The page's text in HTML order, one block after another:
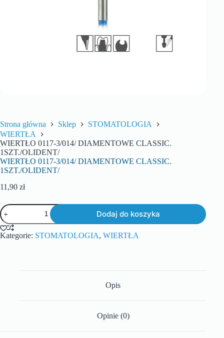
Strona główna Sklep
STOMATOLOGIA
WIERTŁA
WIERTŁO 0117-3/014/ DIAMENTOWE CLASSIC.
1SZT./OLIDENT/
WIERTŁO 0117-3/014/ DIAMENTOWE CLASSIC.
1SZT./OLIDENT/
11,90 zł
Dodaj do koszyka
Kategorie: STOMATOLOGIA, WIERTŁA
Opis
Opinie (0)